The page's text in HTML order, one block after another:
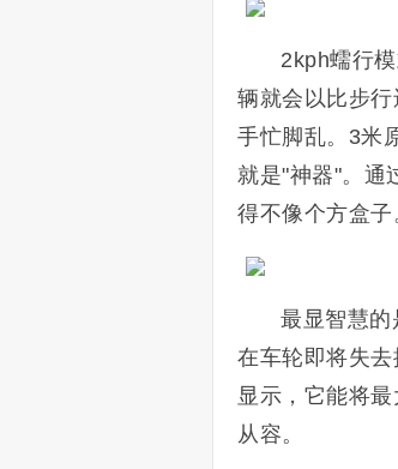
2kph蠕行
辆就会以比步
手忙脚乱。3米
就是"神器"。通
得不像个方盒子
最显智慧的
在车轮即将失
显示，它能将
从容。